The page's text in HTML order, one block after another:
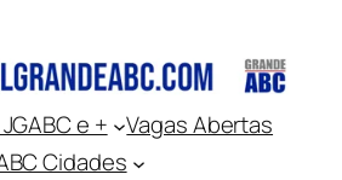
e +
Vagas Abertas
Cidades